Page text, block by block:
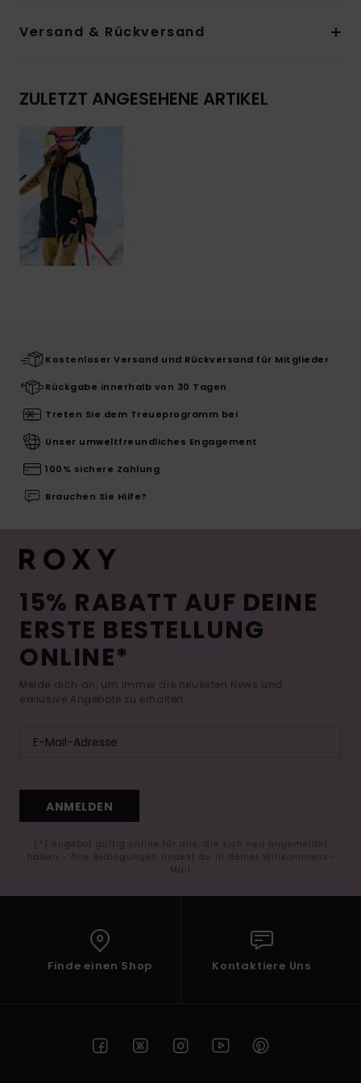
Versand & Rückversand
ZULETZT ANGESEHENE ARTIKEL
Kostenloser Versand und Rückversand für Mitglieder
Rückgabe innerhalb von 30 Tagen
Treten Sie dem Treueprogramm bei
Unser umweltfreundliches Engagement
100% sichere Zahlung
Brauchen Sie Hilfe?
15% RABATT AUF DEINE
ERSTE BESTELLUNG
ONLINE*
Melde dich an, um immer die neuesten News und
exklusive Angebote zu erhalten.
ANMELDEN
(*) Angebot gültig online für alle, die sich neu angemeldet
haben - Alle Bedingungen findest du in deiner Willkommens-
Mail
Finde einen Shop Kontaktiere Uns